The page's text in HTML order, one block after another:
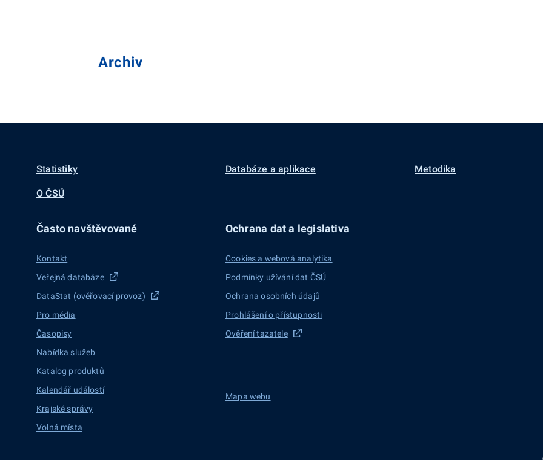
Archiv
Statistiky Databáze a aplikace Metodika
O ČSÚ
Často navštěvované
Kontakt
Veřejná databáze
DataStat (ověřovací provoz)
Pro média
Časopisy
Nabídka služeb
Katalog produktů
Kalendář událostí
Krajské správy
Volná místa
Ochrana dat a legislativa
Cookies a webová analytika
Podmínky užívání dat ČSÚ
Ochrana osobních údajů
Prohlášení o přístupnosti
Ověření tazatele
Mapa webu